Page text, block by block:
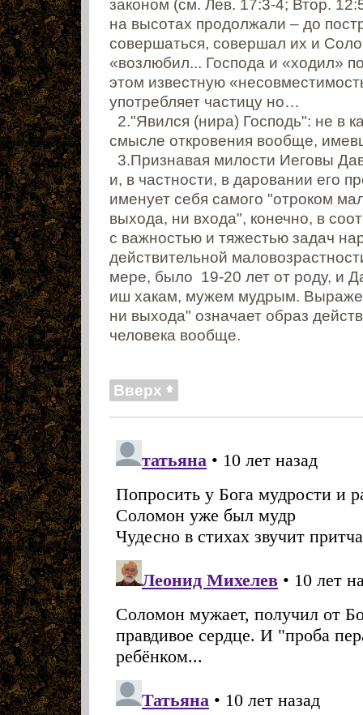
законом (см. Лев. 17:3-4; Втор.
на высотах продолжали – до
совершаться, совершал их и
«возлюбил... Господа и «ходил»
этом известную
употребляет частицу но…
2."Явился (нира) Господь": не в
смысле откровения вообще,
3.Признавая милости Иеговы
и, в частности, в даровании его
именует себя самого "отроком
выхода, ни входа", конечно, в
с важностью и тяжестью задач
действительной
мере, было 19-20 лет от роду, и
иш хакам, мужем мудрым.
ни выхода" означает образ
человека вообще.
Вверх